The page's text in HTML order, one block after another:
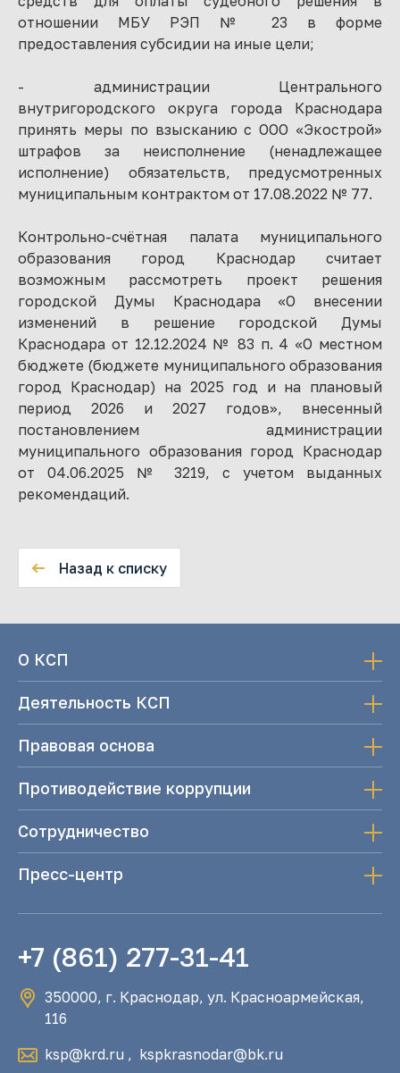
отношении МБУ РЭП № 23 в форме
предоставления субсидии на иные цели;
- администрации Центрального
внутригородского округа города Краснодара
принять меры по взысканию с ООО «Экострой»
штрафов за неисполнение (ненадлежащее
исполнение) обязательств, предусмотренных
муниципальным контрактом от 17.08.2022 № 77.
Контрольно-счётная палата муниципального
образования город Краснодар считает
возможным рассмотреть проект решения
городской Думы Краснодара «О внесении
изменений в решение городской Думы
Краснодара от 12.12.2024 № 83 п. 4 «О местном
бюджете (бюджете муниципального образования
город Краснодар) на 2025 год и на плановый
период 2026 и 2027 годов», внесенный
постановлением администрации
муниципального образования город Краснодар
от 04.06.2025 № 3219, с учетом выданных
рекомендаций.
Назад к списку
О КСП
Деятельность КСП
Правовая основа
Противодействие коррупции
Сотрудничество
Пресс-центр
+7 (861) 277-31-41
350000, г. Краснодар, ул. Красноармейская,
116
ksp@krd.ru , kspkrasnodar@bk.ru